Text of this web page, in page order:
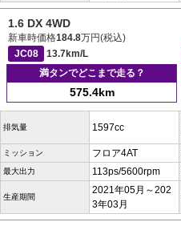
1.6 DX 4WD
新車時価格184.8万円(税込)
JC08
13.7km/L
満タンでどこまで走る？
575.4km
排気量 1597cc
ミッション フロア4AT
最大出力 113ps/5600rpm
生産期間
2021年05月～202
3年03月